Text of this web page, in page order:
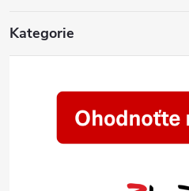
Kategorie